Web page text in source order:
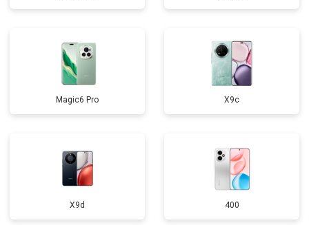
Magic6 Pro X9c
X9d 400